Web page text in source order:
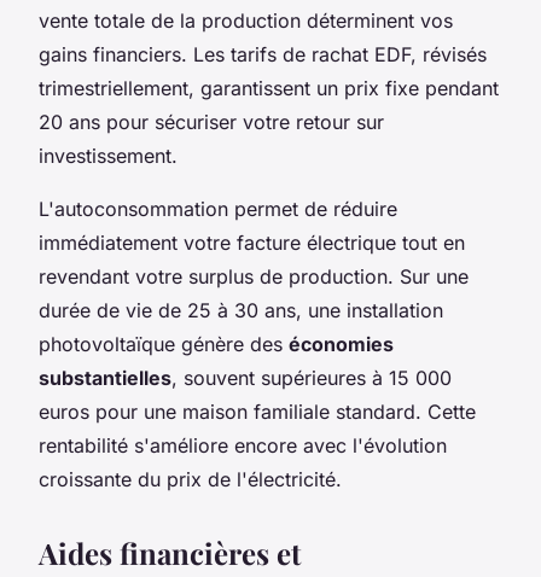
vente totale de la production déterminent vos
gains financiers. Les tarifs de rachat EDF, révisés
trimestriellement, garantissent un prix fixe pendant
20 ans pour sécuriser votre retour sur
investissement.
L'autoconsommation permet de réduire
immédiatement votre facture électrique tout en
revendant votre surplus de production. Sur une
durée de vie de 25 à 30 ans, une installation
photovoltaïque génère des économies
substantielles, souvent supérieures à 15 000
euros pour une maison familiale standard. Cette
rentabilité s'améliore encore avec l'évolution
croissante du prix de l'électricité.
Aides financières et